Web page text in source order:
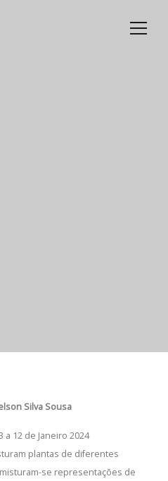
Silva Sousa
12 de Janeiro 2024
plantas de diferentes
se representações de